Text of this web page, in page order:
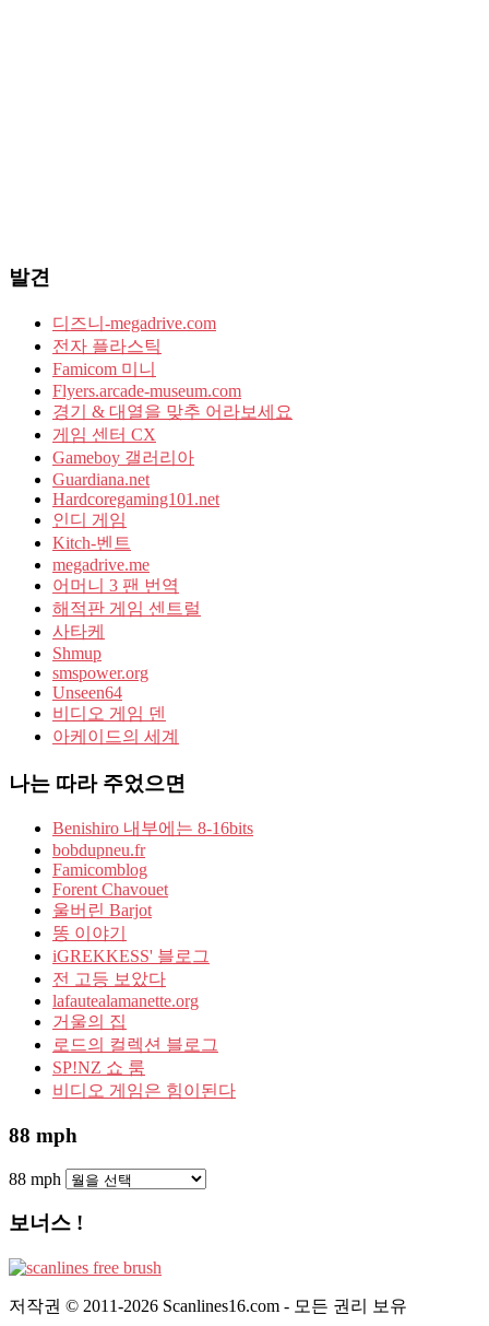
발견
디즈니-megadrive.com
전자 플라스틱
Famicom 미니
Flyers.arcade-museum.com
경기 & 대열을 맞추 어라보세요
게임 센터 CX
Gameboy 갤러리아
Guardiana.net
Hardcoregaming101.net
인디 게임
Kitch-벤트
megadrive.me
어머니 3 팬 번역
해적판 게임 센트럴
사타케
Shmup
smspower.org
Unseen64
비디오 게임 덴
아케이드의 세계
나는 따라 주었으면
Benishiro 내부에는 8-16bits
bobdupneu.fr
Famicomblog
Forent Chavouet
울버린 Barjot
똥 이야기
iGREKKESS' 블로그
전 고등 보았다
lafautealamanette.org
거울의 집
로드의 컬렉션 블로그
SP!NZ 쇼 룸
비디오 게임은 힘이된다
88 mph
88 mph
보너스 !
저작권 © 2011-2026 Scanlines16.com - 모든 권리 보유